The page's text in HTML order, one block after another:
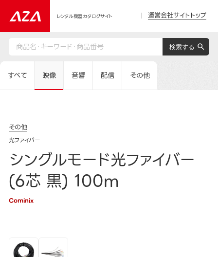
レンタル機器カタログサイト 運営会社サイトトップ
すべて 映像 音響 配信 その他
その他
光ファイバー
シングルモード光ファイバー
(6芯 黒) 100m
Cominix